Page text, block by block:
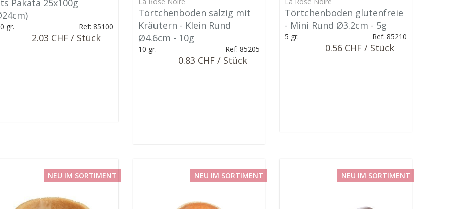
Pakata 25x100g
gr. Ref: 85100
2.03 CHF / Stück
Törtchenboden salzig mit
Kräutern - Klein Rund
Ø4.6cm - 10g
10 gr. Ref: 85205
0.83 CHF / Stück
Törtchenboden glutenfreie
- Mini Rund Ø3.2cm - 5g
5 gr. Ref: 85210
0.56 CHF / Stück
NEU IM SORTIMENT NEU IM SORTIMENT NEU IM SORTIMENT